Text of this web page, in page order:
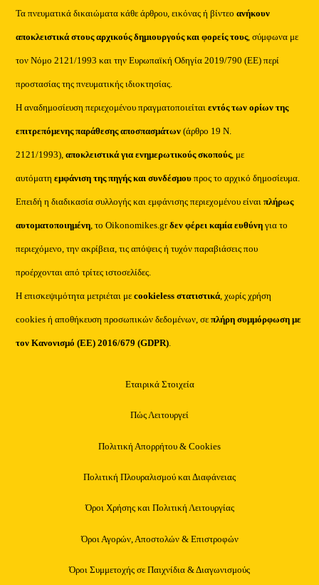
Τα πνευματικά δικαιώματα κάθε άρθρου, εικόνας ή βίντεοανήκουν
αποκλειστικά στους αρχικούς δημιουργούς και φορείς τους, σύμφωνα με
τον Νόμο 2121/1993 και την Ευρωπαϊκή Οδηγία 2019/790 (ΕΕ) περί
προστασίας της πνευματικής ιδιοκτησίας.
Η αναδημοσίευση περιεχομένου πραγματοποιείταιεντός των ορίων της
επιτρεπόμενης παράθεσης αποσπασμάτων (άρθρο 19 Ν.
2121/1993), αποκλειστικά για ενημερωτικούς σκοπούς, με
αυτόματηεμφάνιση της πηγής και συνδέσμου προς το αρχικό δημοσίευμα.
Επειδή η διαδικασία συλλογής και εμφάνισης περιεχομένου είναιπλήρως
αυτοματοποιημένη, το Oikonomikes.grδεν φέρει καμία ευθύνη για το
περιεχόμενο, την ακρίβεια, τις απόψεις ή τυχόν παραβιάσεις που
προέρχονται από τρίτες ιστοσελίδες.
Η επισκεψιμότητα μετριέται μεcookieless στατιστικά, χωρίς χρήση
cookies ή αποθήκευση προσωπικών δεδομένων, σεπλήρη συμμόρφωση με
τον Κανονισμό (ΕΕ) 2016/679 (GDPR).
Εταιρικά Στοιχεία
Πώς Λειτουργεί
Πολιτική Απορρήτου & Cookies
Πολιτική Πλουραλισμού και Διαφάνειας
Όροι Χρήσης και Πολιτική Λειτουργίας
Όροι Αγορών, Αποστολών & Επιστροφών
Όροι Συμμετοχής σε Παιχνίδια & Διαγωνισμούς